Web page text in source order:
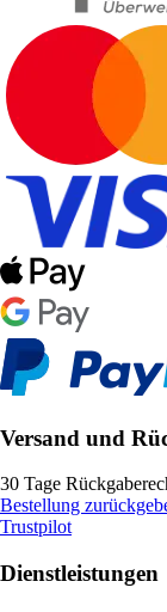
Versand und
30 Tage
Bestellung
Trustpilot
Dienstleistungen